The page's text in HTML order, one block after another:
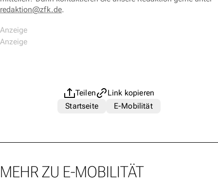
redaktion@zfk.de.
Teilen
Link kopieren
Startseite
E-Mobilität
MEHR ZU E-MOBILITÄT